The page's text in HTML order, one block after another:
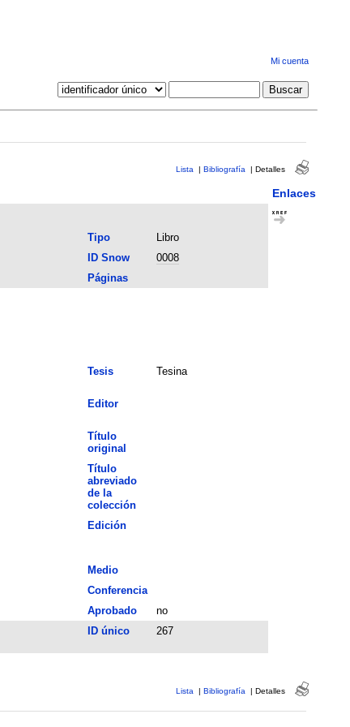
Mi cuenta
Lista | Bibliografía | Detalles
Enlaces
Tipo
Libro
ID Snow
0008
Páginas
Tesis Tesina
Editor
Título
original
Título
abreviado
de la
colección
Edición
Medio
Conferencia
Aprobado
no
ID único 267
Lista | Bibliografía | Detalles